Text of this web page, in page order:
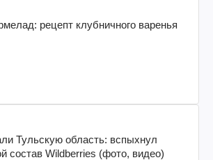
рецепт клубничного варенья
Тульскую область: вспыхнул
состав Wildberries (фото, видео)